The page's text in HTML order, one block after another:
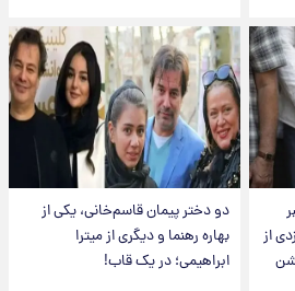
از
دو دختر پیمان قاسم‌خانی، یکی از
بهاره رهنما و دیگری از میترا
ابراهیمی؛ در یک قاب!